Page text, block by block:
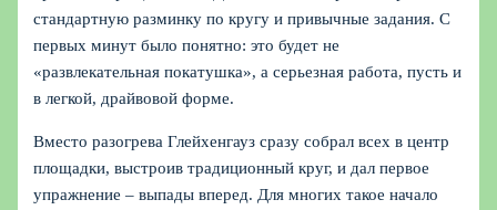
стандартную разминку по кругу и привычные задания. С
первых минут было понятно: это будет не
«развлекательная покатушка», а серьезная работа, пусть и
в легкой, драйвовой форме.
Вместо разогрева Глейхенгауз сразу собрал всех в центр
площадки, выстроив традиционный круг, и дал первое
упражнение – выпады вперед. Для многих такое начало